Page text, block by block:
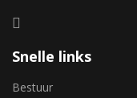
Snelle links
Bestuur